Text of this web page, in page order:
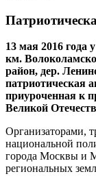
13 мая 2016 года
км.
район, дер.
патриотическая
приуроченная к
Великой
Организаторами,
национальной
города Москвы и
региональных